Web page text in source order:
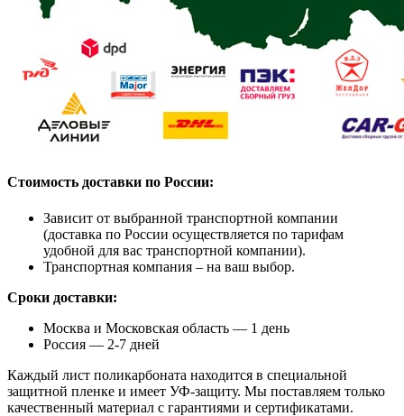
Стоимость доставки по России:
Зависит от выбранной транспортной компании
(доставка по России осуществляется по тарифам
удобной для вас транспортной компании).
Транспортная компания – на ваш выбор.
Сроки доставки:
Москва и Московская область — 1 день
Россия — 2-7 дней
Каждый лист поликарбоната находится в специальной
защитной пленке и имеет УФ-защиту. Мы поставляем только
качественный материал с гарантиями и сертификатами.